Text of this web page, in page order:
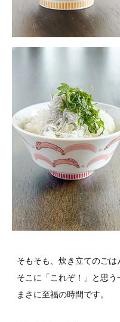
そもそも、炊き立てのごは
そこに「これぞ！」と思う
まさに至福の時間です。